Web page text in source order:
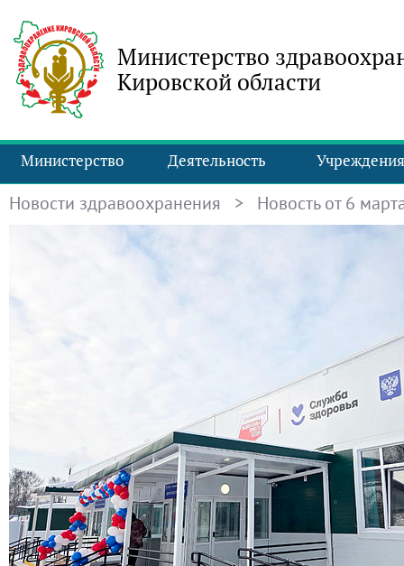
Министерство
Кировской области
Министерство Деятельность Учреждения
Новости здравоохранения > Новость от 6